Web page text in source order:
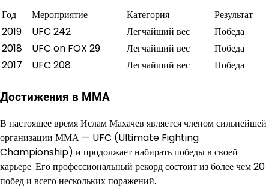
Год
Мероприятие Категория
Результат
2019
UFC 242 Легчайший вес
Победа
2018
UFC on FOX 29 Легчайший вес
Победа
2017
UFC 208 Легчайший вес Победа
Достижения в ММА
В настоящее время Ислам Махачев является членом сильнейшей
организации ММА — UFC (Ultimate Fighting
Championship) и продолжает набирать победы в своей
карьере. Его профессиональный рекорд состоит из более чем 20
побед и всего нескольких поражений.